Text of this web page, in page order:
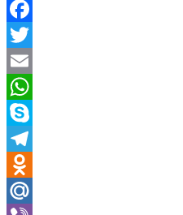
Facebook
Twitter
Email
WhatsApp
Skype
Telegram
Odnoklassniki